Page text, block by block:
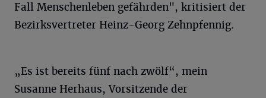
Fall Menschenleben gefährden", kritisiert der
Bezirksvertreter Heinz-Georg Zehnpfennig.
„Es ist bereits fünf nach zwölf“, mein
Susanne Herhaus, Vorsitzende der